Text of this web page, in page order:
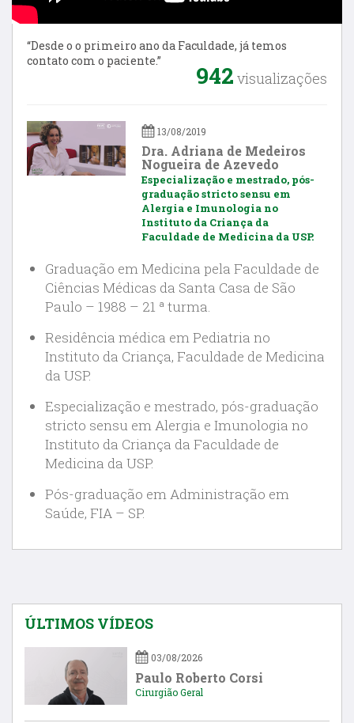
“Desde o o primeiro ano da Faculdade, já temos
contato com o paciente.”
942 visualizações
13/08/2019
Dra. Adriana de Medeiros
Nogueira de Azevedo
Especialização e mestrado, pós-
graduação stricto sensu em
Alergia e Imunologia no
Instituto da Criança da
Faculdade de Medicina da USP.
Graduação em Medicina pela Faculdade de
Ciências Médicas da Santa Casa de São
Paulo – 1988 – 21 ª turma.
Residência médica em Pediatria no
Instituto da Criança, Faculdade de Medicina
da USP.
Especialização e mestrado, pós-graduação
stricto sensu em Alergia e Imunologia no
Instituto da Criança da Faculdade de
Medicina da USP.
Pós-graduação em Administração em
Saúde, FIA – SP.
ÚLTIMOS VÍDEOS
03/08/2026
Paulo Roberto Corsi
Cirurgião Geral